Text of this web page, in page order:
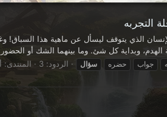
التجربه
الذي يتوقف ليسأل عن ماهية هذا السباق!
وبداية كل شئ. وما بينهما الشك أو
جواب حضره سؤال الردود: 3 المنتدى: